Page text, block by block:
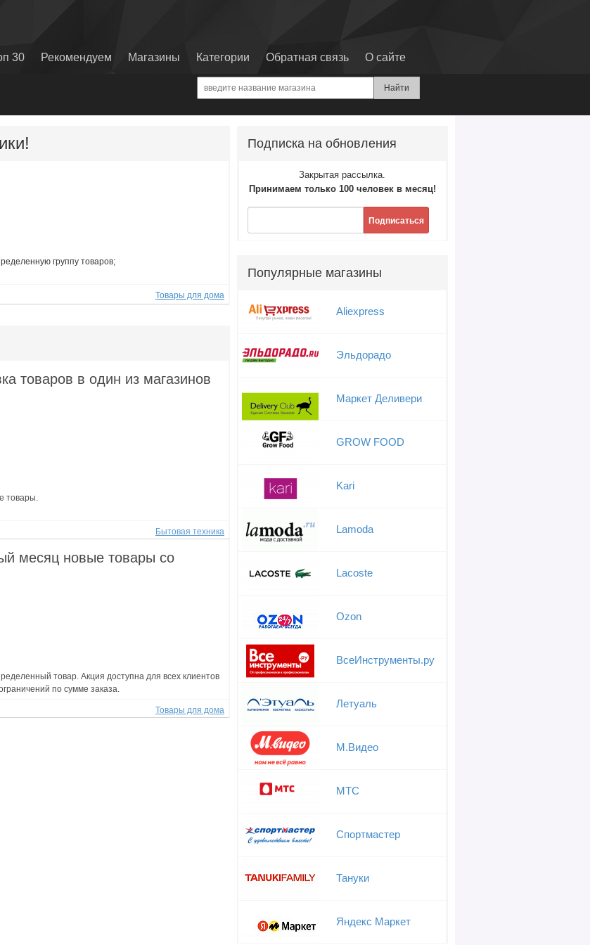
30 Рекомендуем Магазины Категории Обратная связь О сайте
группу товаров;
Товары для дома
товаров в один из магазинов
товары.
Бытовая техника
месяц новые товары со
товар. Акция доступна для всех клиентов
по сумме заказа.
Товары для дома
Подписка на обновления
Закрытая рассылка.
Принимаем только 100 человек в месяц!
Подписаться
Популярные магазины
Aliexpress
Эльдорадо
Маркет Деливери
GROW FOOD
Kari
Lamoda
Lacoste
Ozon
ВсеИнструменты.ру
Летуаль
М.Видео
МТС
Спортмастер
Тануки
Яндекс Маркет